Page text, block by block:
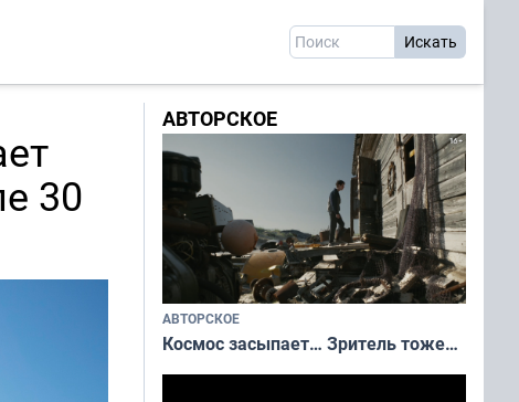
30
АВТОРСКОЕ
АВТОРСКОЕ
Космос засыпает… Зритель тоже…